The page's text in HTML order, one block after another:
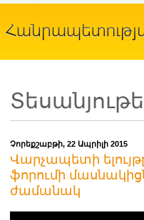
Չորեքշաբթի, 22 Ապրիլի 2015
Վարչապետի
ֆորումի
ժամանակ